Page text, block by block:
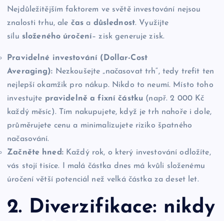
Nejdůležitějším faktorem ve světě investování nejsou
znalosti trhu, ale čas a důslednost. Využijte
sílu složeného úročení– zisk generuje zisk.
Pravidelné investování (Dollar-Cost
Averaging): Nezkoušejte „načasovat trh“, tedy trefit ten
nejlepší okamžik pro nákup. Nikdo to neumí. Místo toho
investujte pravidelně a fixní částku (např. 2 000 Kč
každý měsíc). Tím nakupujete, když je trh nahoře i dole,
průměrujete cenu a minimalizujete riziko špatného
načasování.
Začněte hned:Každý rok, o který investování odložíte,
vás stojí tisíce. I malá částka dnes má kvůli složenému
úročení větší potenciál než velká částka za deset let.
2. Diverzifikace: nikdy